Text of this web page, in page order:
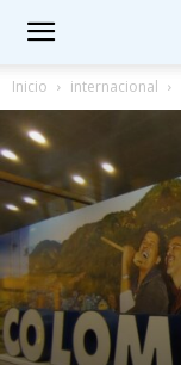
Inicio internacional